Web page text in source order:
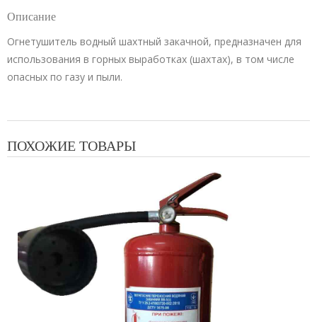
Описание
Огнетушитель водный шахтный закачной, предназначен для
использования в горных выработках (шахтах), в том числе
опасных по газу и пыли.
ПОХОЖИЕ ТОВАРЫ